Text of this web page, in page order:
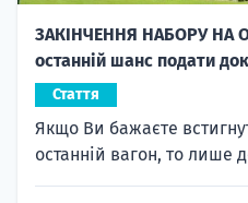
ЗАКІНЧЕННЯ НАБОРУ НА
останній шанс подати
Стаття
Якщо Ви бажаєте
останній вагон, то лише